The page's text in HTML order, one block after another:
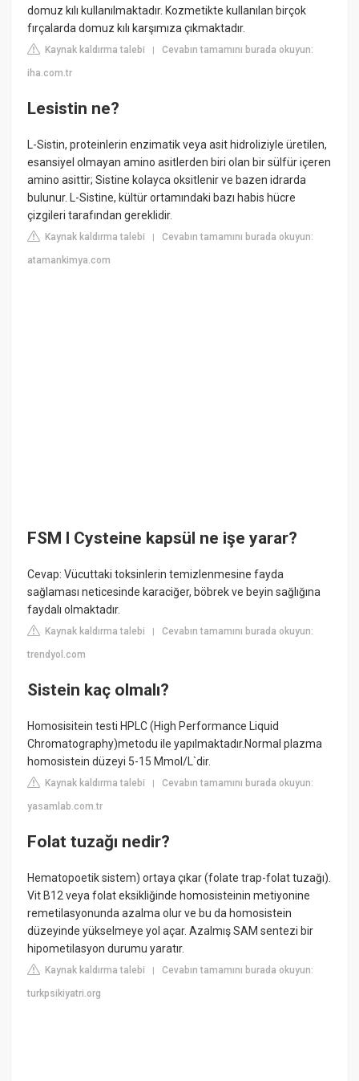
domuz kılı kullanılmaktadır. Kozmetikte kullanılan birçok
fırçalarda domuz kılı karşımıza çıkmaktadır.
Kaynak kaldırma talebi |Cevabın tamamını burada okuyun:
iha.com.tr
Lesistin ne?
L-Sistin, proteinlerin enzimatik veya asit hidroliziyle üretilen,
esansiyel olmayan amino asitlerden biri olan bir sülfür içeren
amino asittir; Sistine kolayca oksitlenir ve bazen idrarda
bulunur. L-Sistine, kültür ortamındaki bazı habis hücre
çizgileri tarafından gereklidir.
Kaynak kaldırma talebi |Cevabın tamamını burada okuyun:
atamankimya.com
FSM l Cysteine kapsül ne işe yarar?
Cevap: Vücuttaki toksinlerin temizlenmesine fayda
sağlaması neticesinde karaciğer, böbrek ve beyin sağlığına
faydalı olmaktadır.
Kaynak kaldırma talebi |Cevabın tamamını burada okuyun:
trendyol.com
Sistein kaç olmalı?
Homosisitein testi HPLC (High Performance Liquid
Chromatography)metodu ile yapılmaktadır.Normal plazma
homosistein düzeyi 5-15 Mmol/L`dir.
Kaynak kaldırma talebi |Cevabın tamamını burada okuyun:
yasamlab.com.tr
Folat tuzağı nedir?
Hematopoetik sistem) ortaya çıkar (folate trap-folat tuzağı).
Vit B12 veya folat eksikliğinde homosisteinin metiyonine
remetilasyonunda azalma olur ve bu da homosistein
düzeyinde yükselmeye yol açar. Azalmış SAM sentezi bir
hipometilasyon durumu yaratır.
Kaynak kaldırma talebi |Cevabın tamamını burada okuyun:
turkpsikiyatri.org